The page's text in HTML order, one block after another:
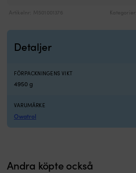
Artikelnr: M501001376 Kategorier:
Detaljer
FÖRPACKNINGENS VIKT
4950 g
VARUMÄRKE
Owatrol
Andra köpte också